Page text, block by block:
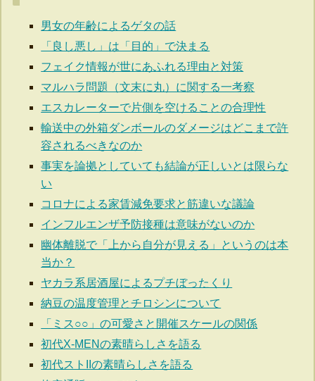
男女の年齢によるゲタの話
「良し悪し」は「目的」で決まる
フェイク情報が世にあふれる理由と対策
マルハラ問題（文末に丸）に関する一考察
エスカレーターで片側を空けることの合理性
輸送中の外箱ダンボールのダメージはどこまで許
容されるべきなのか
事実を論拠としていても結論が正しいとは限らな
い
コロナによる家賃減免要求と筋違いな議論
インフルエンザ予防接種は意味がないのか
幽体離脱で「上から自分が見える」というのは本
当か？
ヤカラ系居酒屋によるプチぼったくり
納豆の温度管理とチロシンについて
「ミス○○」の可愛さと開催スケールの関係
初代X-MENの素晴らしさを語る
初代ストIIの素晴らしさを語る